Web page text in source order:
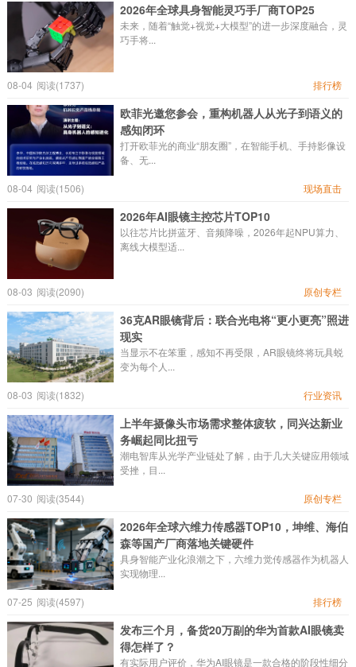
2026年全球具身智能灵巧手厂商TOP25
未来，随着“触觉+视觉+大模型”的进一步深度融合，灵
巧手将...
08-04 阅读(1737) 排行榜
欧菲光邀您参会，重构机器人从光子到语义的
感知闭环
打开欧菲光的商业“朋友圈”，在智能手机、手持影像设
备、无...
08-04 阅读(1506) 现场直击
2026年AI眼镜主控芯片TOP10
以往芯片比拼蓝牙、音频降噪，2026年起NPU算力、
离线大模型适...
08-03 阅读(2090) 原创专栏
36克AR眼镜背后：联合光电将“更小更亮”照进
现实
当显示不在笨重，感知不再受限，AR眼镜终将玩具蜕
变为每个人...
08-03 阅读(1832) 行业资讯
上半年摄像头市场需求整体疲软，同兴达新业
务崛起同比扭亏
潮电智库从光学产业链处了解，由于几大关键应用领域
受挫，目...
07-30 阅读(3544) 原创专栏
2026年全球六维力传感器TOP10，坤维、海伯
森等国产厂商落地关键硬件
具身智能产业化浪潮之下，六维力觉传感器作为机器人
实现物理...
07-25 阅读(4597) 排行榜
发布三个月，备货20万副的华为首款AI眼镜卖
得怎样了？
有实际用户评价，华为AI眼镜是一款合格的阶段性细分